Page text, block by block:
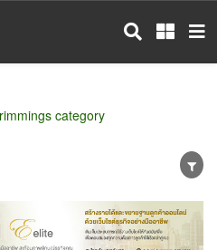
category
Manufacturer
Dealer